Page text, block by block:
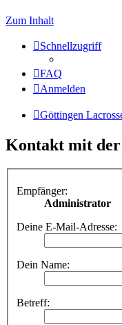
Zum Inhalt
Schnellzugriff
FAQ
Anmelden
Göttingen
Kontakt mit
Empfänger:
Administrator
Deine E-Mail-Adresse:
Dein Name:
Betreff: